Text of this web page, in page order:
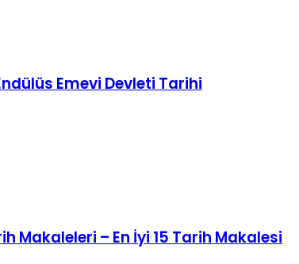
Emevi Devleti Tarihi
Makaleleri – En İyi 15 Tarih Makalesi